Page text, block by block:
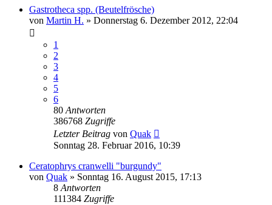
Gastrotheca spp. (Beutelfrösche)
von Martin H. » Donnerstag 6. Dezember 2012, 22:04
1
2
3
4
5
6
80 Antworten
386768 Zugriffe
Letzter Beitrag von Quak
Sonntag 28. Februar 2016, 10:39
Ceratophrys cranwelli "burgundy"
von Quak » Sonntag 16. August 2015, 17:13
8 Antworten
111384 Zugriffe